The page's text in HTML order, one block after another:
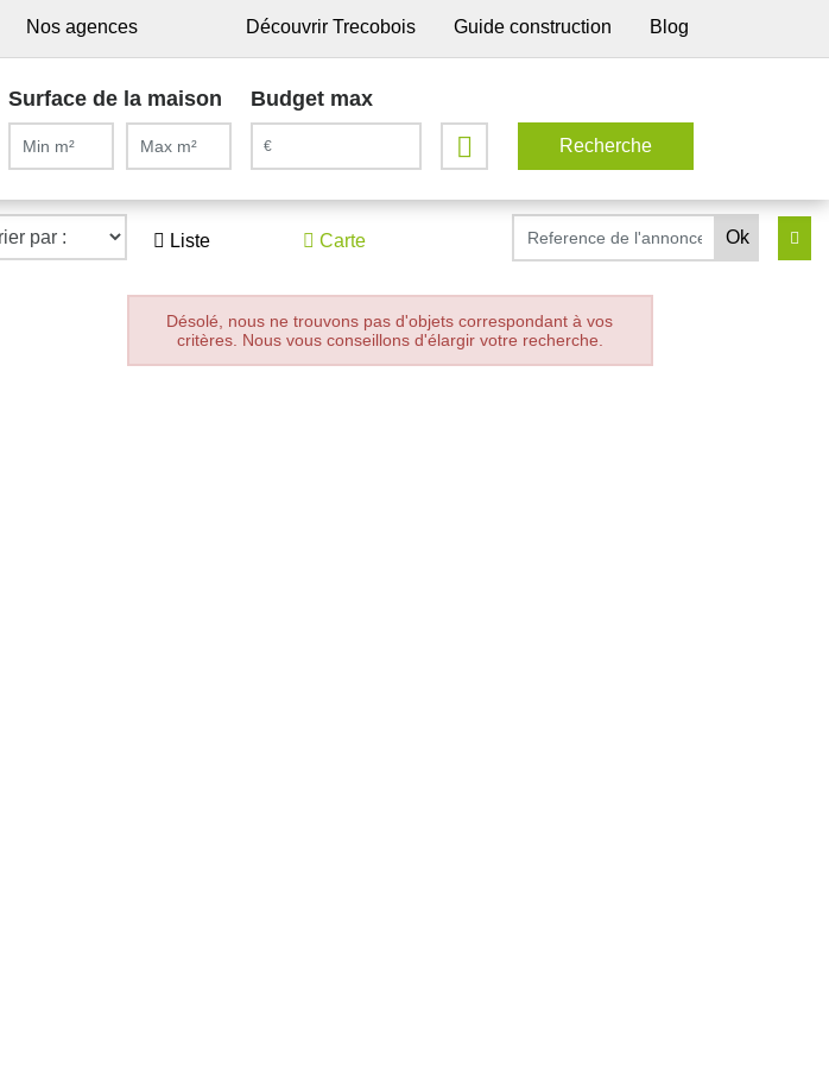
Nos agences Découvrir Trecobois Guide construction Blog
Surface de la maison Budget max
Liste Carte
Désolé, nous ne trouvons pas d'objets correspondant à vos
critères. Nous vous conseillons d'élargir votre recherche.